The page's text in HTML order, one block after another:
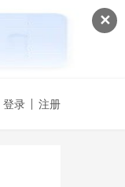
✕
登录 注册